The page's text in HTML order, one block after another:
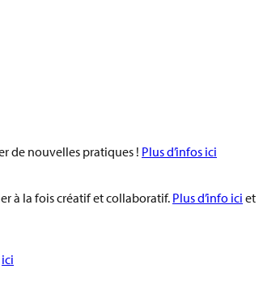
de nouvelles pratiques ! Plus d’infos ici
à la fois créatif et collaboratif. Plus d’info ici et
ici